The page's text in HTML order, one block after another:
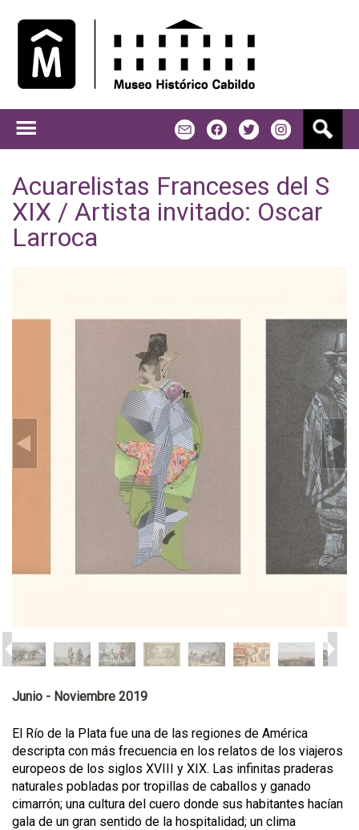
Acuarelistas Franceses del S
XIX / Artista invitado: Oscar
Larroca
Junio - Noviembre 2019
El Río de la Plata fue una de las regiones de América
descripta con más frecuencia en los relatos de los viajeros
europeos de los siglos XVIII y XIX. Las infinitas praderas
naturales pobladas por tropillas de caballos y ganado
cimarrón; una cultura del cuero donde sus habitantes hacían
gala de un gran sentido de la hospitalidad; un clima
s
r